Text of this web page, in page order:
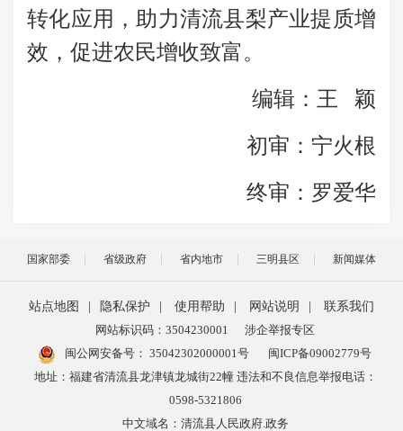
转化应用，助力清流县梨产业提质增
效，促进农民增收致富。
编辑：王 颖
初审：宁火根
终审：罗爱华
国家部委 省级政府 省内地市 三明县区 新闻媒体
站点地图 隐私保护 使用帮助 网站说明
联系我们
网站标识码：3504230001
涉企举报专区
闽公网安备号： 35042302000001号
闽ICP备09002779号
地址：福建省清流县龙津镇龙城街22幢 违法和不良信息举报电话：
0598-5321806
中文域名：清流县人民政府.政务